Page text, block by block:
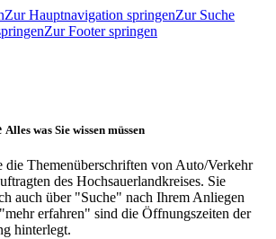
Zur Hauptnavigation springenZur Suche
Zur Footer springen
Alles was Sie wissen müssen
die Themenüberschriften von Auto/Verkehr
des Hochsauerlandkreises. Sie
auch über "Suche" nach Ihrem Anliegen
erfahren" sind die Öffnungszeiten der
hinterlegt.